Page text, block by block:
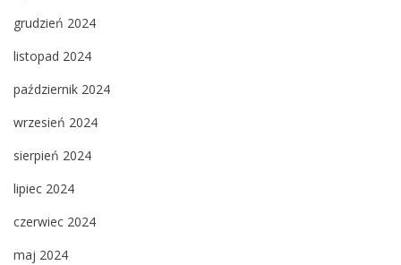
grudzień 2024
listopad 2024
październik 2024
wrzesień 2024
sierpień 2024
lipiec 2024
czerwiec 2024
maj 2024